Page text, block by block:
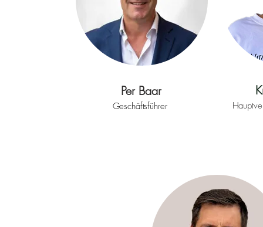
Per Baar
Geschäftsführer